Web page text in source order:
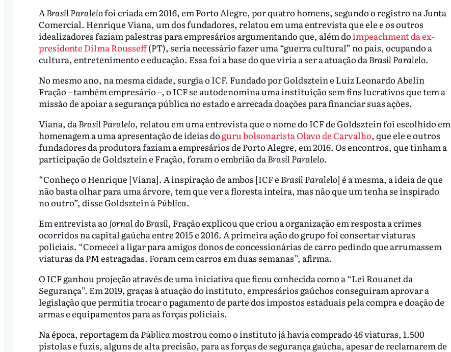
ABrasil Paralelofoi criada em 2016, em Porto Alegre, por quatro homens, segundo o registro na Junta
Comercial. Henrique Viana, um dos fundadores, relatou em uma entrevista que ele e os outros
idealizadores faziam palestras para empresários argumentando que, além doimpeachment da ex-
presidente Dilma Rousseff(PT), seria necessário fazer uma “guerra cultural” no país, ocupando a
cultura, entretenimento e educação. Essa foi a base do que viria a ser a atuação daBrasil Paralelo.
No mesmo ano, na mesma cidade, surgia o ICF. Fundado por Goldsztein e Luiz Leonardo Abelin
Fração – também empresário –, o ICF se autodenomina uma instituição sem fins lucrativos que tem a
missão de apoiar a segurança pública no estado e arrecada doações para financiar suas ações.
Viana, daBrasil Paralelo, relatou em uma entrevista que o nome do ICF de Goldsztein foi escolhido em
homenagem a uma apresentação de ideias doguru bolsonarista Olavo de Carvalho, que ele e outros
fundadores da produtora faziam a empresários de Porto Alegre, em 2016. Os encontros, que tinham a
participação de Goldsztein e Fração, foram o embrião daBrasil Paralelo.
“Conheço o Henrique [Viana]. A inspiração de ambos [ICF e Brasil Paralelo] é a mesma, a ideia de que
não basta olhar para uma árvore, tem que ver a floresta inteira, mas não que um tenha se inspirado
no outro”, disse Goldsztein à Pública.
Em entrevista ao Jornal do Brasil, Fração explicou que criou a organização em resposta a crimes
ocorridos na capital gaúcha entre 2015 e 2016. A primeira ação do grupo foi consertar viaturas
policiais. “Comecei a ligar para amigos donos de concessionárias de carro pedindo que arrumassem
viaturas da PM estragadas. Foram cem carros em duas semanas”, afirma.
O ICF ganhou projeção através de uma iniciativa que ficou conhecida como a “Lei Rouanet da
Segurança”. Em 2019, graças à atuação do instituto, empresários gaúchos conseguiram aprovar a
legislação que permitia trocar o pagamento de parte dos impostos estaduais pela compra e doação de
armas e equipamentos para as forças policiais.
Na época, reportagem da Pública mostrou como o instituto já havia comprado 46 viaturas, 1.500
pistolas e fuzis, alguns de alta precisão, para as forças de segurança gaúcha, apesar de reclamarem de